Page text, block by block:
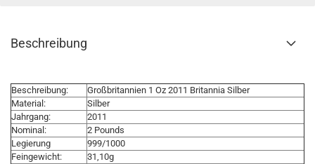
Beschreibung
Beschreibung:
Großbritannien 1 Oz 2011 Britannia Silber
Material:
Silber
Jahrgang:
2011
Nominal:
2 Pounds
Legierung
999/1000
Feingewicht:
31,10g